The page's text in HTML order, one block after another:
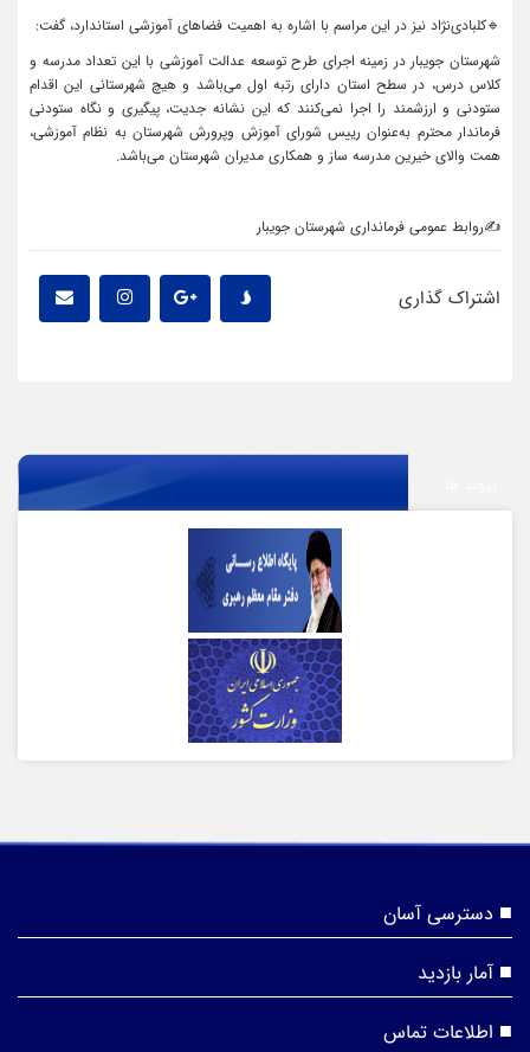
🔹کلبادی‌نژاد نیز در این مراسم با اشاره به اهمیت فضاهای آموزشی استاندارد، گفت:
شهرستان جویبار در زمینه اجرای طرح توسعه عدالت آموزشی با این تعداد مدرسه و
کلاس درس، در سطح استان دارای رتبه اول می‌باشد و هیچ شهرستانی این اقدام
ستودنی و ارزشمند را اجرا نمی‌کنند که این نشانه جدیت، پیگیری و نگاه ستودنی
فرماندار محترم به‌عنوان رییس شورای آموزش و‌پرورش شهرستان به نظام آموزشی،
همت والای خیرین مدرسه ساز و همکاری مدیران شهرستان می‌باشد.
✍روابط عمومی فرمانداری شهرستان جویبار
اشتراک گذاری
دسترسی آسان
آمار بازدید
اطلاعات تماس